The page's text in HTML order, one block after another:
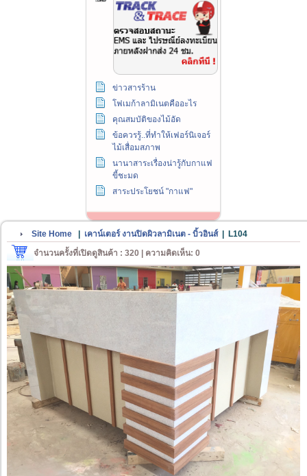
ข่าวสารร้าน
โฟเมก้าลามิเนตคืออะไร
คุณสมบัติของไม้อัด
ข้อควรรู้..ที่ทำให้เฟอร์นิเจอร์
ไม้เสื่อมสภาพ
นานาสาระเรื่องน่ารู้กับกาแฟ
ขี้ชะมด
สาระประโยชน์ "กาแฟ"
Site Home เคาน์เตอร์ งานปิดผิวลามิเนต - บิ้วอินส์|
L104
จำนวนครั้งที่เปิดดูสินค้า : 320 | ความคิดเห็น: 0